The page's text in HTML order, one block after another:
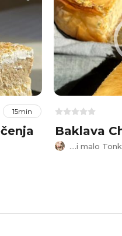
15min
Baklava
....i malo